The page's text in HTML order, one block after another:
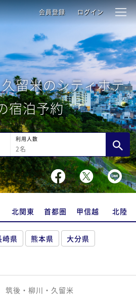
会員登録 ログイン
留米のシティホテ
宿泊予約
利用人数
2名
北関東 首都圏 甲信越 北陸
崎県 熊本県
大分県
筑後・柳川・久留米